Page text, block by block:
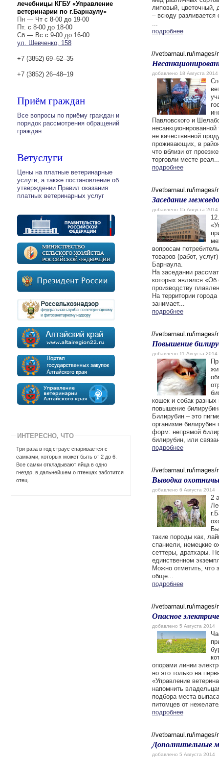
лечебницы КГБУ «Управление
ветеринарии по г.Барнаулу»
Пн — Чт с 8-00 до 19-00
Пт. с 8-00 до 18-00
Сб — Вс с 9-00 до 16-00
ул. Шевченко, 158
+7 (3852) 69‒62‒35
+7 (3852) 26‒48‒19
Приём граждан
Все вопросы по приёму граждан и
порядок рассмотрения обращений
граждан
Ветуслуги
Цены на платные ветеринарные
услуги, а также постановление об
утверждении Правил оказания
платных ветеринарных услуг
ИНТЕРЕСНО, ЧТО
Три раза в год страус спаривается с
самками, которых может быть от 2 до 6.
Все самки откладывают яйца в одно
гнездо, в дальнейшем о птенцах заботится
отец.
липовый, цветочный,
– всюду разливается
...
подробнее
//vetbarnaul.ru/images/
добавлено 18 Августа 2014
Павловского и
не качественной
проживающих, в
что вблизи от
торговли месте
подробнее
//vetbarnaul.ru/images/
Заседание
добавлено 15 Августа 2014
вопросам
товаров (работ,
Барнаула.
На заседании
которых являлся «Об
производству
На территории
занимает...
подробнее
//vetbarnaul.ru/images/
Повышение
добавлено 11 Августа 2014
кошек и собак разных
повышение
Билирубин – это
организме билирубин
форм: непрямой
билирубин, или
подробнее
//vetbarnaul.ru/images/
Выводка
добавлено 6 Августа 2014
2
такие породы как,
спаниели, немецкие
сеттеры, дратхары.
единственном
Можно отметить, что
обще...
подробнее
//vetbarnaul.ru/images/
Опасное
добавлено 5 Августа 2014
опорами линии
но это только на
«Управление
напомнить
подбора места
питомцев от
подробнее
//vetbarnaul.ru/images/
Дополнительные
добавлено 5 Августа 2014